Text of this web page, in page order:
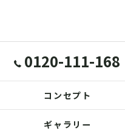
0120-111-168
コンセプト
ギャラリー